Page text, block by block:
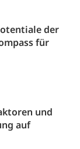
der
für
und
auf